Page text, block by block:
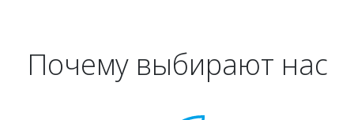
Почему выбирают нас